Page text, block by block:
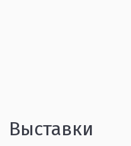
Выставки